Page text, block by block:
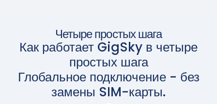
Четыре простых шага
Как работает GigSky в четыре
простых шага
Глобальное подключение - без
замены SIM-карты.